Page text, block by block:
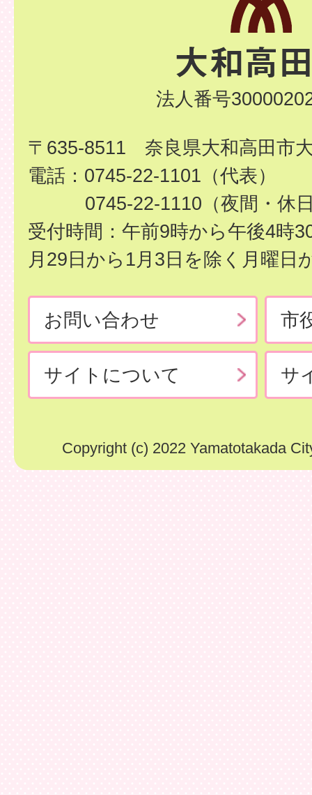
法人番号
〒635-8511 奈良県大和高田市
電話：0745-22-1101（代表）
0745-22-1110（夜間・休
受付時間：午前9時から午後4時
月29日から1月3日を除く月曜日
お問い合わせ 市
サイトについて サ
Copyright (c) 2022 Yamatotakada